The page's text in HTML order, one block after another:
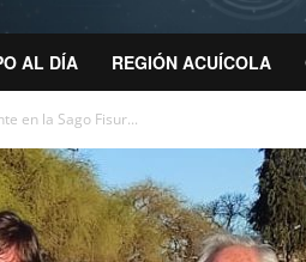
AL DÍA REGIÓN ACUÍCOLA
en la Sago Fisur...